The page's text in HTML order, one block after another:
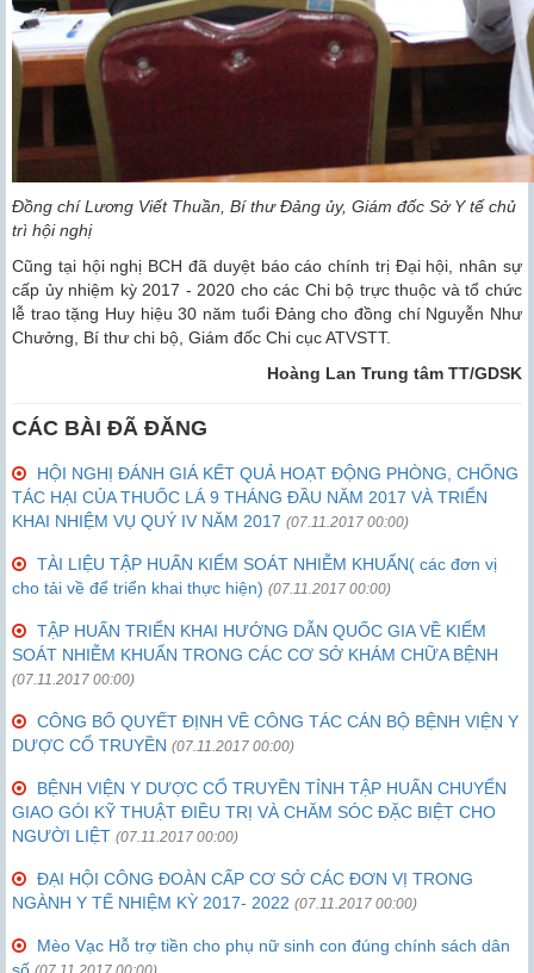
Đồng chí Lương Viết Thuần, Bí thư Đảng ủy, Giám đốc Sở Y tế chủ
trì hội nghị
Cũng tại hội nghị BCH đã duyệt báo cáo chính trị Đại hội, nhân sự
cấp ủy nhiệm kỳ 2017 - 2020 cho các Chi bộ trực thuộc và tổ chức
lễ trao tặng Huy hiệu 30 năm tuổi Đảng cho đồng chí Nguyễn Như
Chưởng, Bí thư chi bộ, Giám đốc Chi cục ATVSTT.
Hoàng Lan Trung tâm TT/GDSK
CÁC BÀI ĐÃ ĐĂNG
HỘI NGHỊ ĐÁNH GIÁ KẾT QUẢ HOẠT ĐỘNG PHÒNG, CHỐNG
TÁC HẠI CỦA THUỐC LÁ 9 THÁNG ĐẦU NĂM 2017 VÀ TRIỂN
KHAI NHIỆM VỤ QUÝ IV NĂM 2017 (07.11.2017 00:00)
TÀI LIỆU TẬP HUẤN KIỂM SOÁT NHIỄM KHUẨN( các đơn vị
cho tải về để triển khai thực hiện) (07.11.2017 00:00)
TẬP HUẤN TRIỂN KHAI HƯỚNG DẪN QUỐC GIA VỀ KIỂM
SOÁT NHIỄM KHUẨN TRONG CÁC CƠ SỞ KHÁM CHỮA BỆNH
(07.11.2017 00:00)
CÔNG BỐ QUYẾT ĐỊNH VỀ CÔNG TÁC CÁN BỘ BỆNH VIỆN Y
DƯỢC CỔ TRUYỀN (07.11.2017 00:00)
BỆNH VIỆN Y DƯỢC CỔ TRUYỀN TỈNH TẬP HUẤN CHUYỂN
GIAO GÓI KỸ THUẬT ĐIỀU TRỊ VÀ CHĂM SÓC ĐẶC BIỆT CHO
NGƯỜI LIỆT (07.11.2017 00:00)
ĐẠI HỘI CÔNG ĐOÀN CẤP CƠ SỞ CÁC ĐƠN VỊ TRONG
NGÀNH Y TẾ NHIỆM KỲ 2017- 2022 (07.11.2017 00:00)
Mèo Vạc Hỗ trợ tiền cho phụ nữ sinh con đúng chính sách dân